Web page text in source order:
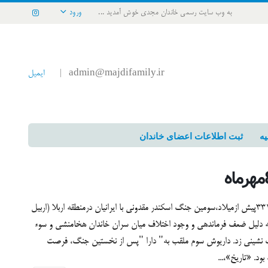
به وب سایت رسمی خاندان مجدی خوش آمدید ... ورود
admin@majdifamily.ir ایمیل
ثبت اطلاعات اعضای خاندان
جنگ سوم اسکندر مقدونی با داریوش سوم در 8 شهریورسال 331پیش ازمیلاد،سومين جنگ اسكندر مقدوني با ايرانيان درمنطقه اربلا (اربيل
دليل ضعف فرماندهي و وجود اختلاف ميان سران خاندان هخامنشي و سوء
زد. داريوش سوم ملقب به" دارا "پس از نخستين جنگ، فرصت
«تاريخ»،...